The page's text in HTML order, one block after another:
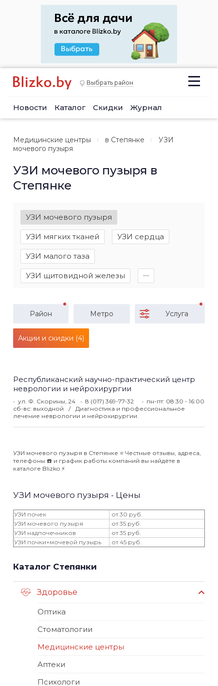
Выбрать район
Новости Каталог Скидки Журнал
Медицинские центры в Степянке
УЗИ
мочевого пузыря
УЗИ мочевого пузыря в
Степянке
УЗИ мочевого пузыря
УЗИ мягких тканей УЗИ сердца
УЗИ малого таза
УЗИ щитовидной железы ∙∙∙
Район Метро Услуга
Акции и скидки (4)
Республиканский научно-практический центр
неврологии и нейрохирургии
ул. Ф. Скорины, 24 8 (017) 369-77-32
пн-пт: 08:30 - 16:00
сб-вс: выходной
Диагностика и профессиональное
лечение неврологии и нейрохирургии.
УЗИ мочевого пузыря в Степянке ⭐️ Честные отзывы, адреса,
телефоны ☎️ и график работы компаний вы найдёте в
каталоге Blizko ⚡️
УЗИ мочевого пузыря - Цены
УЗИ почек
от 30 руб.
УЗИ мочевого пузыря
от 35 руб.
УЗИ надпочечников
от 35 руб.
УЗИ почки+мочевой пузырь
от 45 руб.
Каталог Степянки
Здоровье
Оптика
Стоматологии
Медицинские центры
Аптеки
Психологи